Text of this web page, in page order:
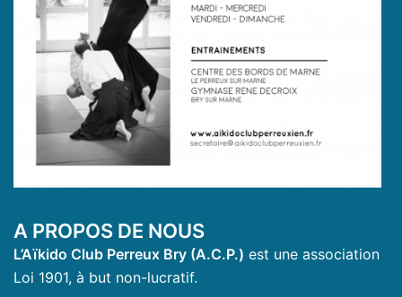
A PROPOS DE NOUS
L’Aïkido Club Perreux Bry (A.C.P.) est une association
Loi 1901, à but non-lucratif.